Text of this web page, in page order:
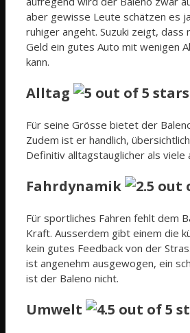
aber gewisse Leute schätzen es
ruhiger angeht. Suzuki zeigt, dass
Geld ein gutes Auto mit wenigen
kann.
Alltag
Für seine Grösse bietet der
Zudem ist er handlich,
Definitiv alltagstauglicher als viele
Fahrdynamik
Für sportliches Fahren fehlt dem
Kraft. Ausserdem gibt einem die
kein gutes Feedback von der
ist angenehm ausgewogen, ein
ist der Baleno nicht.
Umwelt